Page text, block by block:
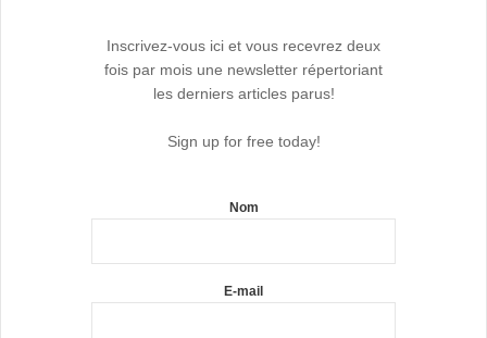
Inscrivez-vous ici et vous recevrez deux
fois par mois une newsletter répertoriant
les derniers articles parus!
Sign up for free today!
Nom
E-mail